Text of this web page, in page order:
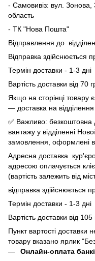
- Самовивіз: вул. Зонова,
область
- ТК "Нова Пошта"
Відправлення до
Відправка здійснюється
Термін доставки - 1-3 дні
Вартість доставки від 70
Якщо на сторінці товару
— доставка на
✅ Важливо: безкоштовна
вантажу у відділенні
замовлення, оформлені
Адресна доставка
адресою оплачується
(вартість залежить від
відправка здійснюється
Термін доставки - 1-3 дні
Вартість доставки від 105
Пункт вартості доставки
товару вказано ярлик
Онлайн-оплата